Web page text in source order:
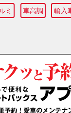
ミ 車高調 輸入